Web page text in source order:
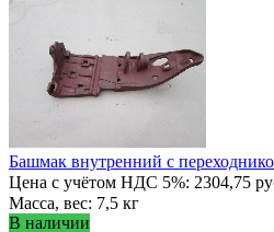
Башмак внутренний с
Цена с учётом НДС 5%: 2304,75
Масса, вес: 7,5 кг
В наличии